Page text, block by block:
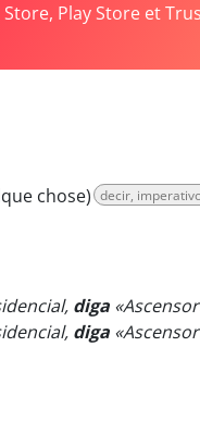
Play Store et
chose) decir,
diga
diga